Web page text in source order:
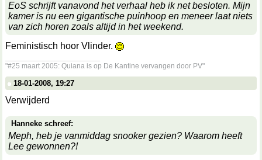
EoS schrijft vanavond het verhaal heb ik net besloten. Mijn
kamer is nu een gigantische puinhoop en meneer laat niets
van zich horen zoals altijd in het weekend.
Feministisch hoor Vlinder.
"#25 maart 2005: Quiana is op De Kantine vervangen door PV"
18-01-2008, 19:27
Verwijderd
Hanneke schreef:
Meph, heb je vanmiddag snooker gezien? Waarom heeft
Lee gewonnen?!